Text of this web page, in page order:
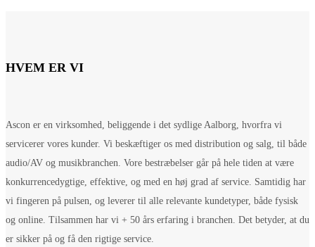
HVEM ER VI
Ascon er en virksomhed, beliggende i det sydlige Aalborg, hvorfra vi
servicerer vores kunder. Vi beskæftiger os med distribution og salg, til både
audio/AV og musikbranchen. Vore bestræbelser går på hele tiden at være
konkurrencedygtige, effektive, og med en høj grad af service. Samtidig har
vi fingeren på pulsen, og leverer til alle relevante kundetyper, både fysisk
og online. Tilsammen har vi + 50 års erfaring i branchen. Det betyder, at du
er sikker på og få den rigtige service.